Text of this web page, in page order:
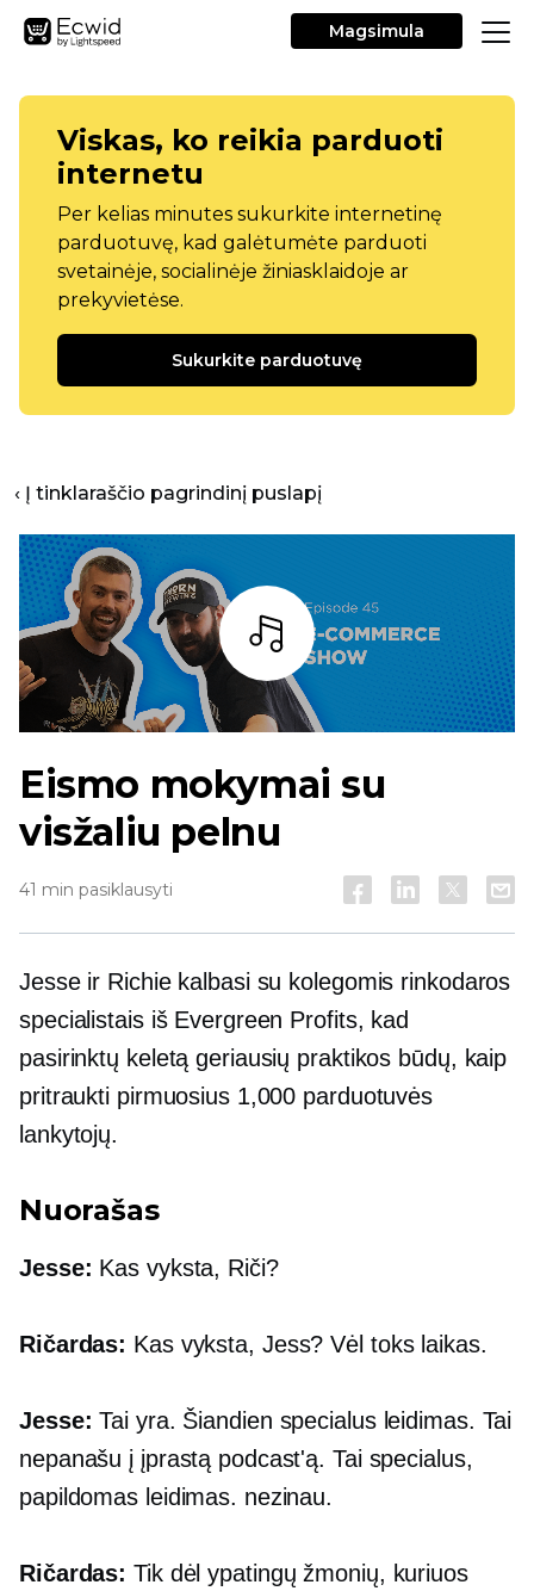
Magsimula
Viskas, ko reikia parduoti
internetu
Per kelias minutes sukurkite internetinę
parduotuvę, kad galėtumėte parduoti
svetainėje, socialinėje žiniasklaidoje ar
prekyvietėse.
Sukurkite parduotuvę
‹ Į tinklaraščio pagrindinį puslapį
Baras
Eismo mokymai su
visžaliu pelnu
41 min pasiklausyti
Jesse ir Richie kalbasi su kolegomis rinkodaros
specialistais iš Evergreen Profits, kad
pasirinktų keletą geriausių praktikos būdų, kaip
pritraukti pirmuosius 1,000 parduotuvės
lankytojų.
Nuorašas
Jesse: Kas vyksta, Riči?
Ričardas: Kas vyksta, Jess? Vėl toks laikas.
Jesse: Tai yra. Šiandien specialus leidimas. Tai
nepanašu į įprastą podcast'ą. Tai specialus,
papildomas leidimas. nezinau.
Ričardas: Tik dėl ypatingų žmonių, kuriuos